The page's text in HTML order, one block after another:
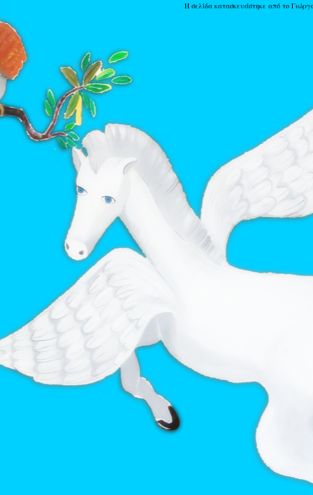
Η σελίδα κατασκευάστηκε από το